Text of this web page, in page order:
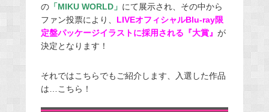
の「MIKU WORLD」 にて展示され、その中から
ファン投票により、 LIVEオフィシャルBlu-ray限
定盤パッケージイラストに採用される『大賞』 が
決定となります！
それではこちらでもご紹介します、入選した作品
は…こちら！